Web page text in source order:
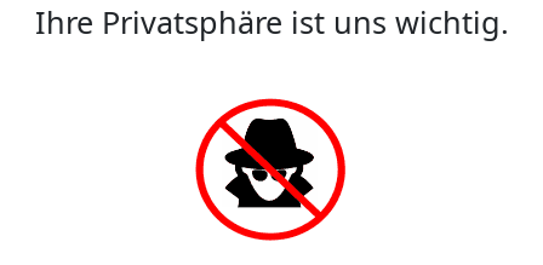
Ihre Privatsphäre ist uns wichtig.